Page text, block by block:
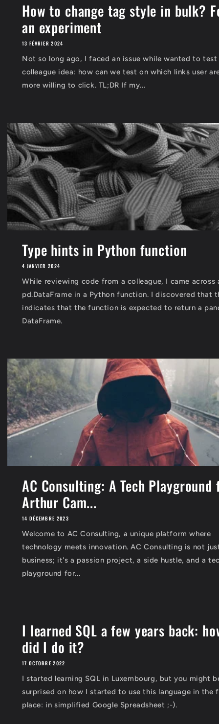
How to change tag style in bulk?
an experiment
13 FÉVRIER 2024
Not so long ago, I faced an issue while wanted to test
colleague idea: how can we test on which links user
more willing to click. TL;DR If my...
Type hints in Python function
4 JANVIER 2024
While reviewing code from a colleague, I came across
pd.DataFrame in a Python function. I discovered that
indicates that the function is expected to return a
DataFrame.
AC Consulting: A Tech Playground
Arthur Cam...
14 DÉCEMBRE 2023
Welcome to AC Consulting, a unique platform where
technology meets innovation. AC Consulting is not
business; it's a passion project, a side hustle, and a
playground for...
I learned SQL a few years back:
did I do it?
17 OCTOBRE 2022
I started learning SQL in Luxembourg, but you might
surprised on how I started to use this language in the
place: in simplified Google Spreadsheet ;-).